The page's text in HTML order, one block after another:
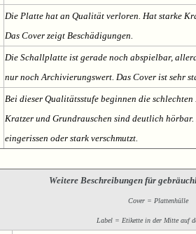
Die Platte hat an Qualität verloren. Hat starke
Das Cover zeigt Beschädigungen.
Die Schallplatte ist gerade noch abspielbar,
nur noch Archivierungswert. Das Cover ist sehr
Bei dieser Qualitätsstufe beginnen die
Kratzer und Grundrauschen sind deutlich
eingerissen oder stark verschmutzt.
Weitere Beschreibungen für
Cover = Plattenhülle
Label = Etikette in der Mitte auf